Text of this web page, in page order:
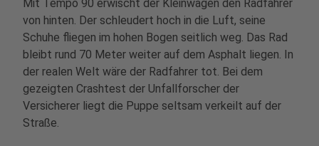
Mit Tempo 90 erwischt der Kleinwagen den Radfahrer
von hinten. Der schleudert hoch in die Luft, seine
Schuhe fliegen im hohen Bogen seitlich weg. Das Rad
bleibt rund 70 Meter weiter auf dem Asphalt liegen. In
der realen Welt wäre der Radfahrer tot. Bei dem
gezeigten Crashtest der Unfallforscher der
Versicherer liegt die Puppe seltsam verkeilt auf der
Straße.